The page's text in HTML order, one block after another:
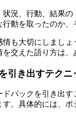
況、行動、結果
動を取ったのか
も大切にしまし
交えた語り方は
引き出すテクニ
バックを引き出
。具体的には、